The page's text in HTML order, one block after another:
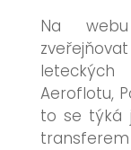
Na
Aeroflotu,
to se týká
transferem